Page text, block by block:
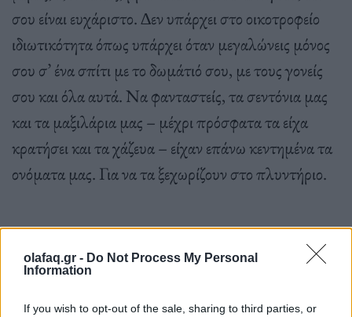
olafaq.gr - Do Not Process My Personal
Information
If you wish to opt-out of the sale, sharing to third parties, or
σου είναι ευχάριστο. ∆εν υπάρχει στο οικοτροφείο
ιδιωτικότητα όπως υπάρχει όταν µεγαλώνεις µόνος
σου σ’ ένα σπίτι µε το δωµάτιό σου, µε τους γονείς
σου και όλα αυτά. Να φανταστείς, τα σεντόνια µας
και τα µαξιλάρια µας – µέχρι πρόσφατα τα είχα
κρατήσει και τα χάζευα – είχαν επάνω κεντηµένα τα
ονόµατα µας. Για να τα ξεχωρίζουν στο πλυντήριο.
– Σε εχει καθορίσει αρνητικά, η ζωή στο οικοτροφείο;
Μου έχει αφήσει όµως και µερικά καλά πράγµατα.